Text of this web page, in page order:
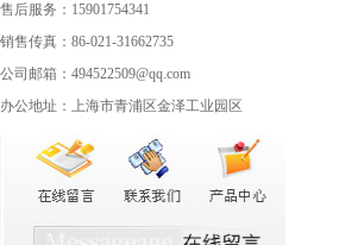
售后服务：15901754341
销售传真：86-021-31662735
公司邮箱：494522509@qq.com
办公地址：上海市青浦区金泽工业园区